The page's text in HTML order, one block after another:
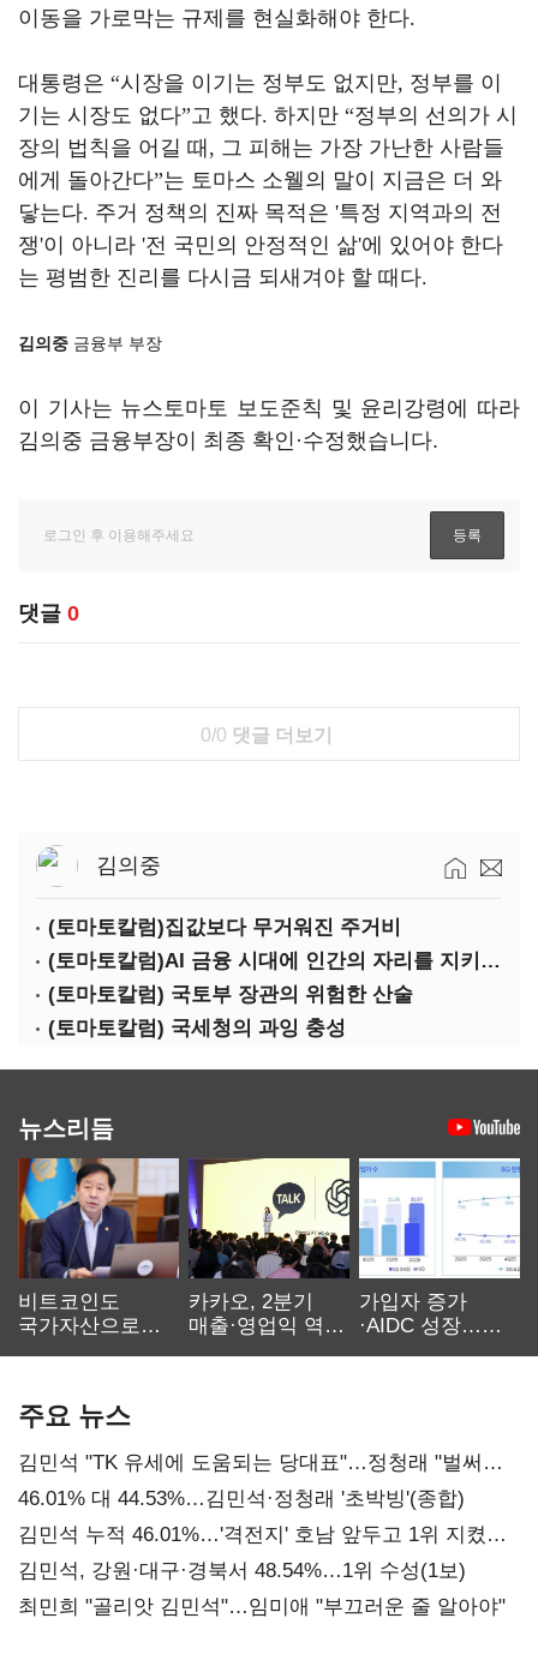
이동을 가로막는 규제를 현실화해야 한다.
대통령은 “시장을 이기는 정부도 없지만, 정부를 이
기는 시장도 없다”고 했다. 하지만 “정부의 선의가 시
장의 법칙을 어길 때 , 그 피해는 가장 가난한 사람들
에게 돌아간다”는 토마스 소웰의 말이 지금은 더 와
닿는다. 주거 정책의 진짜 목적은 '특정 지역과의 전
쟁'이 아니라 '전 국민의 안정적인 삶'에 있어야 한다
는 평범한 진리를 다시금 되새겨야 할 때다.
김의중 금융부 부장
이 기사는 뉴스토마토 보도준칙 및 윤리강령에 따라
김의중 금융부장이 최종 확인·수정했습니다.
댓글 0
0/0 댓글 더보기
김의중
(토마토칼럼)집값보다 무거워진 주거비
(토마토칼럼)AI 금융 시대에 인간의 자리를 지키는 열쇠
(토마토칼럼) 국토부 장관의 위험한 산술
(토마토칼럼) 국세청의 과잉 충성
뉴스리듬
비트코인도
국가자산으로…'
카카오, 2분기
매출·영업익 역대
가입자 증가
·AIDC 성장…
주요 뉴스
김민석 "TK 유세에 도움되는 당대표"…정청래 "벌써
대표된 양 당직 배분"
46.01% 대 44.53%…김민석·정청래 '초박빙'(종합)
김민석 누적 46.01%…'격전지' 호남 앞두고 1위 지켰다
(2보)
김민석, 강원·대구·경북서 48.54%…1위 수성(1보)
최민희 "골리앗 김민석"…임미애 "부끄러운 줄 알아야"